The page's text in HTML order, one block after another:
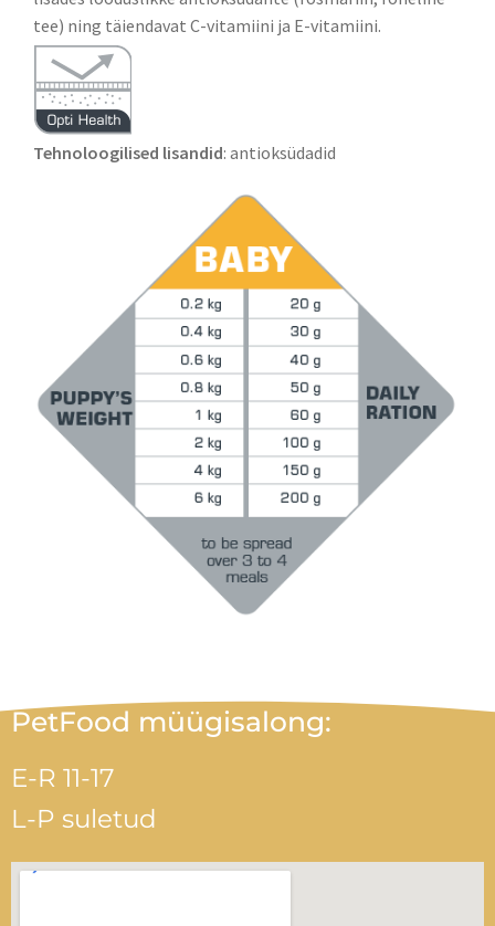
tee) ning täiendavat C-vitamiini ja E-vitamiini.
Tehnoloogilised lisandid: antioksüdadid
PetFood müügisalong:
E-R 11-17
L-P suletud